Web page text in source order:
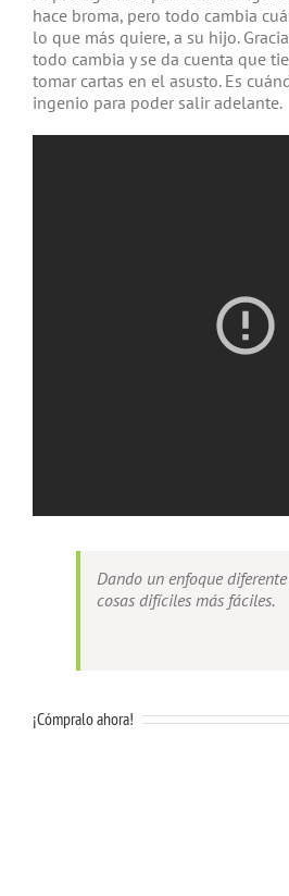
hace broma, pero todo cambia
lo que más quiere, a su hijo.
todo cambia y se da cuenta que
tomar cartas en el asusto. Es
ingenio para poder salir adelante.
Dando un enfoque
cosas difíciles más fáciles.
¡Cómpralo ahora!